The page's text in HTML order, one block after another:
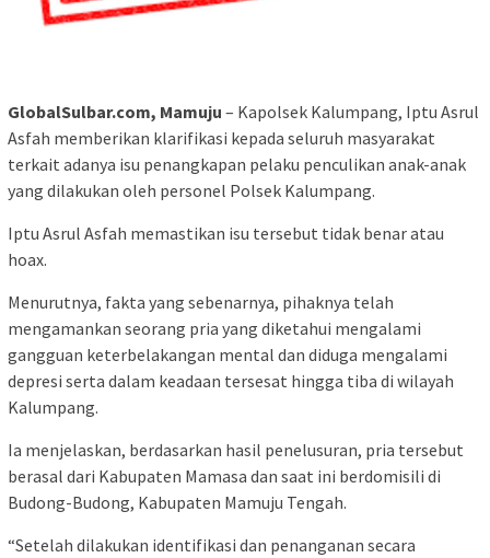
GlobalSulbar.com, Mamuju – Kapolsek Kalumpang, Iptu Asrul
Asfah memberikan klarifikasi kepada seluruh masyarakat
terkait adanya isu penangkapan pelaku penculikan anak-anak
yang dilakukan oleh personel Polsek Kalumpang.
Iptu Asrul Asfah memastikan isu tersebut tidak benar atau
hoax.
Menurutnya, fakta yang sebenarnya, pihaknya telah
mengamankan seorang pria yang diketahui mengalami
gangguan keterbelakangan mental dan diduga mengalami
depresi serta dalam keadaan tersesat hingga tiba di wilayah
Kalumpang.
Ia menjelaskan, berdasarkan hasil penelusuran, pria tersebut
berasal dari Kabupaten Mamasa dan saat ini berdomisili di
Budong-Budong, Kabupaten Mamuju Tengah.
“Setelah dilakukan identifikasi dan penanganan secara